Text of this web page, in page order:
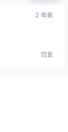
2 年前
回复